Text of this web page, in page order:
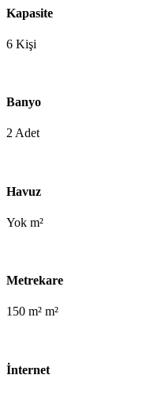
Kapasite
6 Kişi
Banyo
2 Adet
Havuz
Yok m²
Metrekare
150 m² m²
İnternet